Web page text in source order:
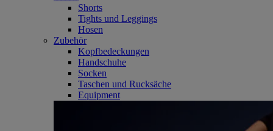
Shorts
Tights und Leggings
Hosen
Zubehör
Kopfbedeckungen
Handschuhe
Socken
Taschen und Rucksäche
Equipment